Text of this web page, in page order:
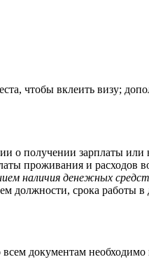
чтобы вклеить визу;
о получении зарплаты
проживания и расходов
наличия денежных
должности, срока работы
документам необходимо